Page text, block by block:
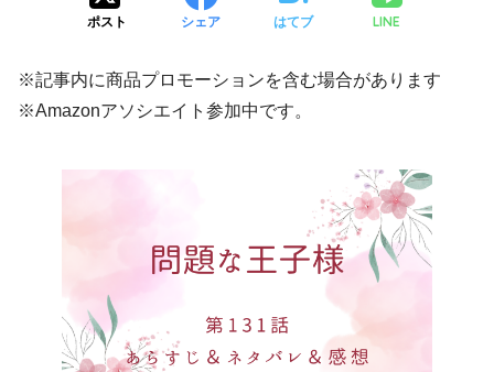
ポスト シェア はてブ LINE
※記事内に商品プロモーションを含む場合があります
※Amazonアソシエイト参加中です。